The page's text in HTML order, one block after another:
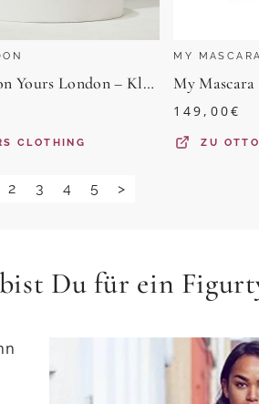
Yours London Yours London – Kleid In Blaugrün Mit Verschwommenem Blumenmuster Und Puffärmelnsize 38
CLOTHING
MY
149,00€
ZU OTTO
2 3 4 5 >
Du für ein